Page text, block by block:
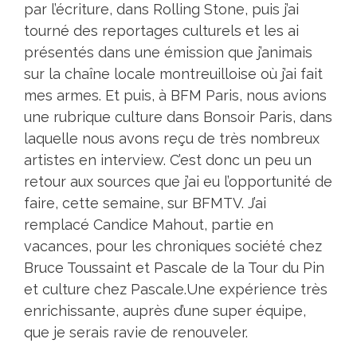
par l’écriture, dans Rolling Stone, puis j’ai
tourné des reportages culturels et les ai
présentés dans une émission que j’animais
sur la chaîne locale montreuilloise où j’ai fait
mes armes. Et puis, à BFM Paris, nous avions
une rubrique culture dans Bonsoir Paris, dans
laquelle nous avons reçu de très nombreux
artistes en interview. C’est donc un peu un
retour aux sources que j’ai eu l’opportunité de
faire, cette semaine, sur BFMTV. J’ai
remplacé Candice Mahout, partie en
vacances, pour les chroniques société chez
Bruce Toussaint et Pascale de la Tour du Pin
et culture chez Pascale.Une expérience très
enrichissante, auprès d’une super équipe,
que je serais ravie de renouveler.